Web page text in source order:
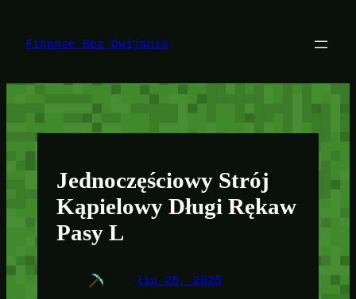
treści
Finanse Bez Owijania
Jednoczęściowy Strój
Kąpielowy Długi Rękaw
Pasy L
lip 26, 2025